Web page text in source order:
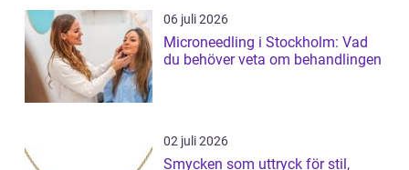
06 juli 2026
Microneedling i Stockholm: Vad
du behöver veta om behandlingen
02 juli 2026
Smycken som uttryck för stil,